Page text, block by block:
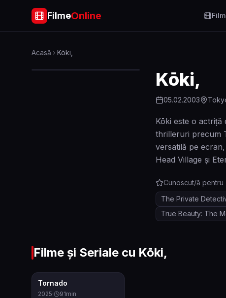
FilmeOnline
Acasă Kōki,
Kōki,
05.02.2003
Kōki este o
thrilleruri precum
versatilă pe
Head Village și
Cunoscut/ă pentru
The Private
True Beauty: The
Filme și Seriale cu Kōki,
Tornado
2025· 91min